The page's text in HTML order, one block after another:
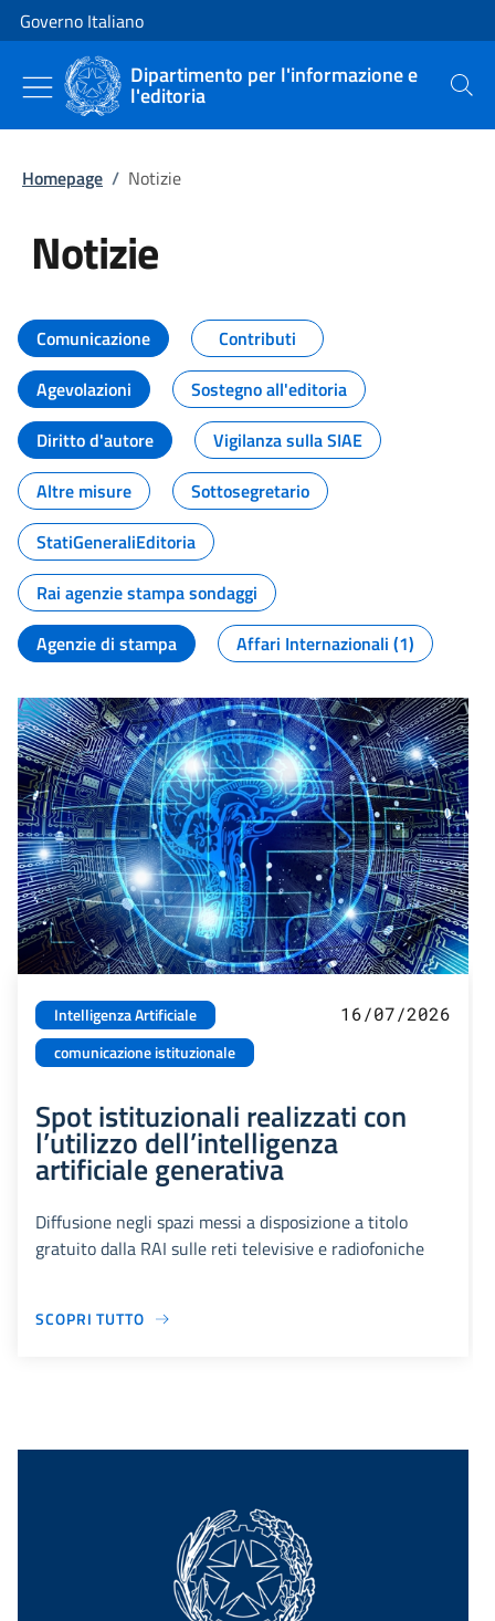
Vai al contenuto
Vai alla navigazione del sito
Governo Italiano
Dipartimento per l'informazione e
l'editoria Cerca
Homepage / Notizie
Notizie
Tutti i contenuti della pagina
Comunicazione
Contributi
Agevolazioni
Sostegno all'editoria
Diritto d'autore
Vigilanza sulla SIAE
Altre misure
Sottosegretario
StatiGeneraliEditoria
Rai agenzie stampa sondaggi
Agenzie di stampa
Affari Internazionali (1)
Intelligenza Artificiale
comunicazione istituzionale
16/07/2026
Spot istituzionali realizzati con
l’utilizzo dell’intelligenza
artificiale generativa
Diffusione negli spazi messi a disposizione a titolo
gratuito dalla RAI sulle reti televisive e radiofoniche
SCOPRI TUTTO